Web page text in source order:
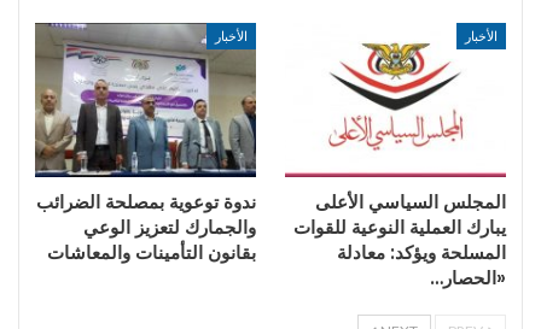
الأخبار
المجلس السياسي الأعلى
يبارك العملية النوعية للقوات
المسلحة ويؤكد: معادلة
«الحصار…
الأخبار
ندوة توعوية بمصلحة الضرائب
والجمارك لتعزيز الوعي
بقانون التأمينات والمعاشات